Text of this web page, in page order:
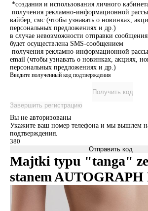
*создания и использования личного
получения рекламно-информационной
вайбер, смс (чтобы узнавать о новинках,
персональных предложениях и др.)
в случае невозможности отправки
будет осуществлена SMS-сообщением
получения рекламно-информационной
email (чтобы узнавать о новинках, акциях,
персональных предложениях и др.)
Введите полученный код подтверждения
Получить код
Завершить регистрацию
Вы не авторизованы
Укажите ваш номер телефона и мы вышлем
подтверждения.
Отправить код
Majtki typu "tanga"
stanem AUTOGRAPH